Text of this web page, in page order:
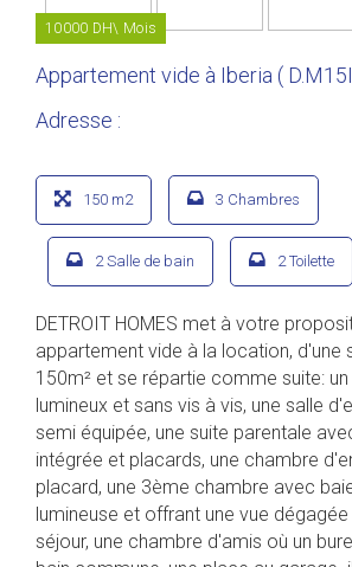
10000 DH\ Mois
Appartement vide à Iberia (
Adresse :
150 m2 3 Chambres
2 Salle de bain 2 Toilette
DETROIT HOMES met à votre
appartement vide à la location, d'une
150m² et se répartie comme suite:
lumineux et sans vis à vis, une salle
semi équipée, une suite parentale
intégrée et placards, une chambre
placard, une 3ème chambre avec
lumineuse et offrant une vue
séjour, une chambre d'amis où un